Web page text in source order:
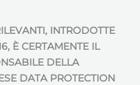
INTRODOTTE
È CERTAMENTE IL
DELLA
DATA PROTECTION